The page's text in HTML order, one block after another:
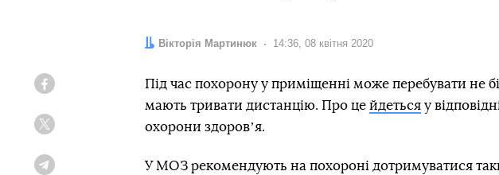
Автор:
Вікторія Мартинюк Дата:
14:36, 08 квітня 2020
Під час похорону у приміщенні може перебувати не
мають тривати дистанцію. Про це йдеться у
охорони здоровʼя.
У МОЗ рекомендують на похороні дотримуватися